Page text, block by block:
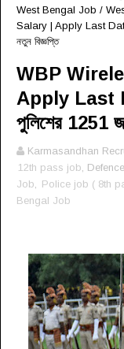
West Bengal Job /
Salary | Apply Last Date
নতুন বিজ্ঞপ্তি
WBP
Apply Last
পুলিশের 1251
Karmasandhan
12th pass job ,
Job
Police job ( 8th
Bengal Job